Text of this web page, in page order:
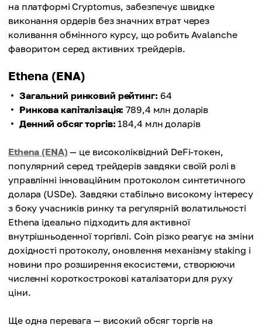
на платформі Cryptomus, забезпечує швидке
виконання ордерів без значних втрат через
коливання обмінного курсу, що робить Avalanche
фаворитом серед активних трейдерів.
Ethena (ENA)
Загальний ринковий рейтинг: 64
Ринкова капіталізація: 789,4 млн доларів
Денний обсяг торгів: 184,4 млн доларів
Ethena (ENA) — це високоліквідний DeFi-токен,
популярний серед трейдерів завдяки своїй ролі в
управлінні інноваційним протоколом синтетичного
долара (USDe). Завдяки стабільно високому інтересу
з боку учасників ринку та регулярній волатильності
Ethena ідеально підходить для активної
внутрішньоденної торгівлі. Coin різко реагує на зміни
дохідності протоколу, оновлення механізму staking і
новини про розширення екосистеми, створюючи
численні короткострокові каталізатори для руху
ціни.
Ще одна перевага — високий обсяг торгів на